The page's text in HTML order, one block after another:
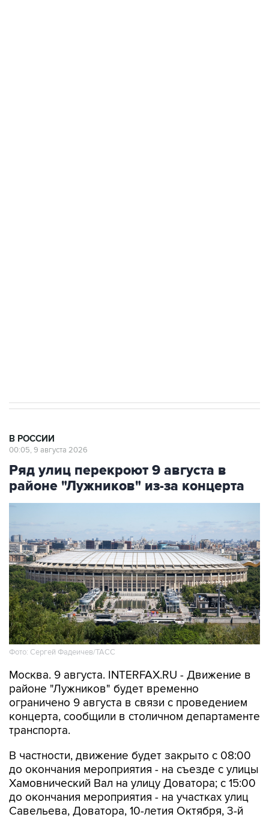
В РОССИИ
00:05, 9 августа 2026
Ряд улиц перекроют 9 августа в
районе "Лужников" из-за концерта
Фото: Сергей Фадеичев/ТАСС
Москва. 9 августа. INTERFAX.RU - Движение в
районе "Лужников" будет временно
ограничено 9 августа в связи с проведением
концерта, сообщили в столичном департаменте
транспорта.
В частности, движение будет закрыто с 08:00
до окончания мероприятия - на съезде с улицы
Хамовнический Вал на улицу Доватора; с 15:00
до окончания мероприятия - на участках улиц
Савельева, Доватора, 10-летия Октября, 3-й